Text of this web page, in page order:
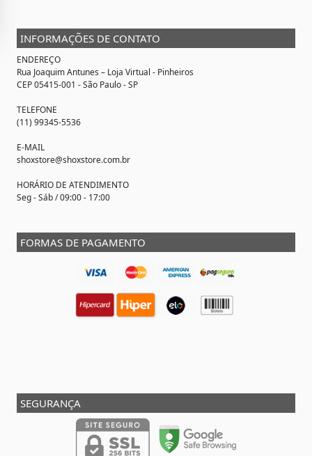
INFORMAÇÕES DE CONTATO
ENDEREÇO
Rua Joaquim Antunes – Loja Virtual - Pinheiros
CEP 05415-001 - São Paulo - SP
TELEFONE
(11) 99345-5536
E-MAIL
shoxstore@shoxstore.com.br
HORÁRIO DE ATENDIMENTO
Seg - Sáb / 09:00 - 17:00
FORMAS DE PAGAMENTO
SEGURANÇA